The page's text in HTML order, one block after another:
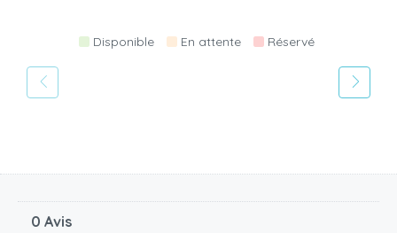
Disponible En attente Réservé
0 Avis